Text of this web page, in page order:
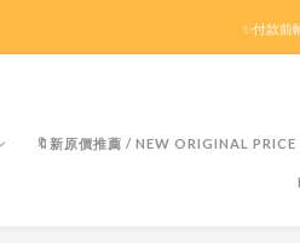
限時折後滿HK$299京東免
✨付款前
限時折後滿HK$299京東免
🔖新原價推薦 / NEW ORIGINAL PRICE